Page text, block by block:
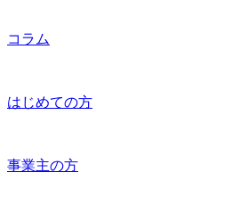
コラム
はじめての方
事業主の方